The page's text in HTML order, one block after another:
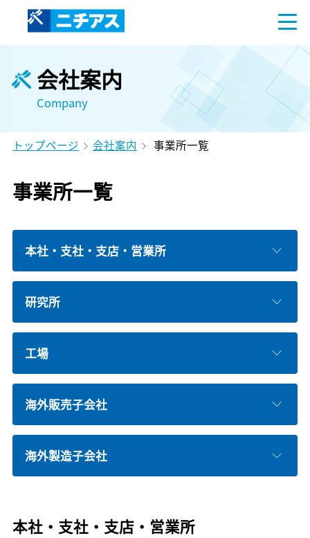
会社案内
Company
トップページ 会社案内 事業所一覧
事業所一覧
本社・支社・支店・営業所
研究所
工場
海外販売子会社
海外製造子会社
本社・支社・支店・営業所